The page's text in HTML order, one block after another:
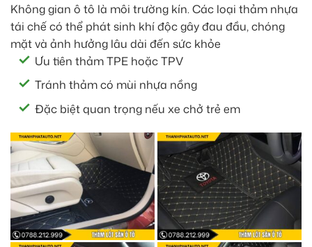
Không gian ô tô là môi trường kín. Các loại thảm nhựa
tái chế có thể phát sinh khí độc gây đau đầu, chóng
mặt và ảnh hưởng lâu dài đến sức khỏe
Ưu tiên thảm TPE hoặc TPV
Tránh thảm có mùi nhựa nồng
Đặc biệt quan trọng nếu xe chở trẻ em